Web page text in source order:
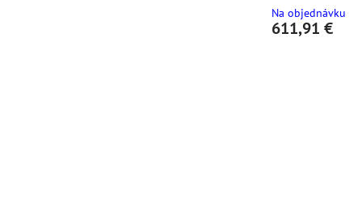
vynikající
a konzistentní
vhodná pro
Na objednávku
611,91 €